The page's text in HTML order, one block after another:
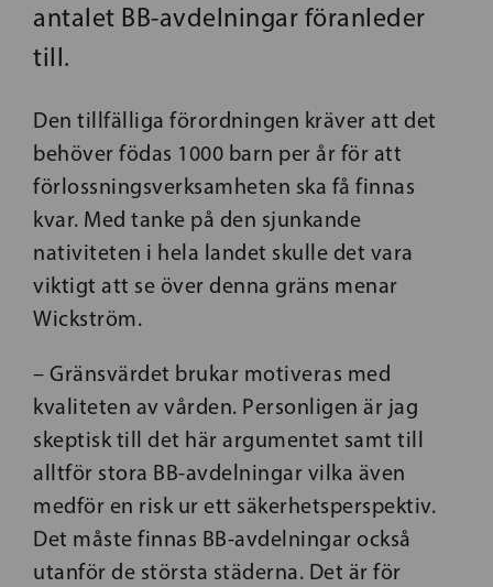
antalet BB-avdelningar föranleder
till.
Den tillfälliga förordningen kräver att det
behöver födas 1000 barn per år för att
förlossningsverksamheten ska få finnas
kvar. Med tanke på den sjunkande
nativiteten i hela landet skulle det vara
viktigt att se över denna gräns menar
Wickström.
– Gränsvärdet brukar motiveras med
kvaliteten av vården. Personligen är jag
skeptisk till det här argumentet samt till
alltför stora BB-avdelningar vilka även
medför en risk ur ett säkerhetsperspektiv.
Det måste finnas BB-avdelningar också
utanför de största städerna. Det är för